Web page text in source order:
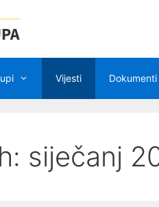
Vijesti Dokumenti
siječanj